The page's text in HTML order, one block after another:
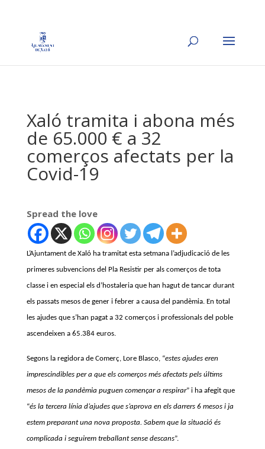
Xaló tramita i abona més
de 65.000 € a 32
comerços afectats per la
Covid-19
Spread the love
L’Ajuntament de Xaló ha tramitat esta setmana l’adjudicació de les
primeres subvencions del Pla Resistir per als comerços de tota
classe i en especial els d’hostaleria que han hagut de tancar durant
els passats mesos de gener i febrer a causa del pandèmia. En total
les ajudes que s’han pagat a 32 comerços i professionals del poble
ascendeixen a 65.384 euros.
Segons la regidora de Comerç, Lore Blasco, “estes ajudes eren
imprescindibles per a que els comerços més afectats pels últims
mesos de la pandèmia puguen començar a respirar” i ha afegit que
“és la tercera línia d’ajudes que s’aprova en els darrers 6 mesos i ja
estem preparant una nova proposta. Sabem que la situació és
complicada i seguirem treballant sense descans”.